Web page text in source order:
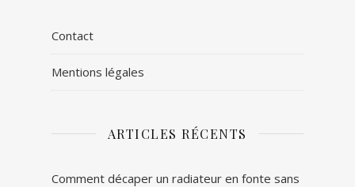
Contact
Mentions légales
ARTICLES RÉCENTS
Comment décaper un radiateur en fonte sans